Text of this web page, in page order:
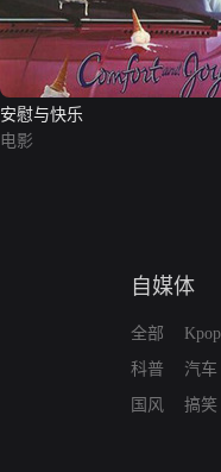
安慰与快乐
电影
自媒体
全部
科普
国风
Kpop
汽车
搞笑